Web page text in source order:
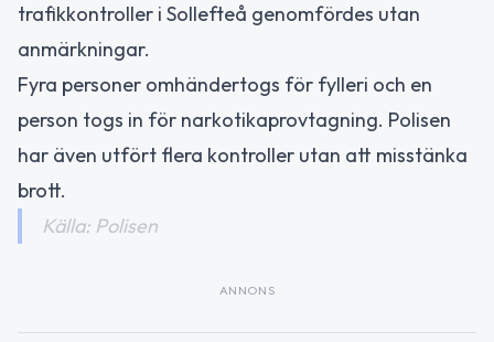
trafikkontroller i Sollefteå genomfördes utan
anmärkningar.
Fyra personer omhändertogs för fylleri och en
person togs in för narkotikaprovtagning. Polisen
har även utfört flera kontroller utan att misstänka
brott.
Källa: Polisen
ANNONS